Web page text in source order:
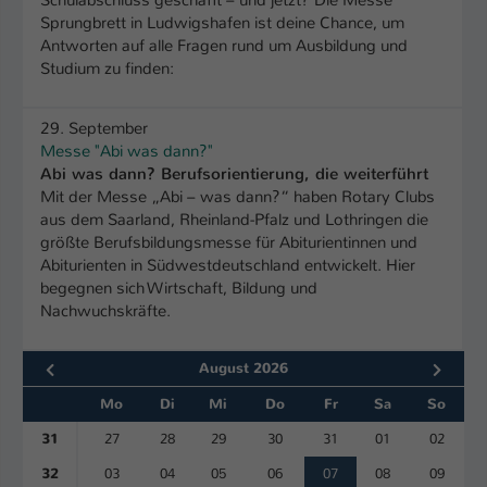
Sprungbrett in Ludwigshafen ist deine Chance, um
Antworten auf alle Fragen rund um Ausbildung und
Studium zu finden:
29. September
Messe "Abi was dann?"
Abi was dann? Berufsorientierung, die weiterführt
Mit der Messe „Abi – was dann?“ haben Rotary Clubs
aus dem Saarland, Rheinland-Pfalz und Lothringen die
größte Berufsbildungsmesse für Abiturientinnen und
Abiturienten in Südwestdeutschland entwickelt. Hier
begegnen sich Wirtschaft, Bildung und
Nachwuchskräfte.
August 2026
Mo
Di Mi Do Fr Sa
So
31
27 28 29 30 31 01 02
32 03 04 05 06 07 08 09
Zweck
Einstellungen. Unter anderem eine zufällig
generierte ID, für die historische
Speicherung Ihrer vorgenommen
Einstellungen, falls der Webseiten-
Name fe_typo_user / PHPSESSID
Anbieter TYPO3
Laufzeit 1 Woche
Zweck
Dieses Cookie ist ein Standard-Session-
eines Intranet-Logins die Session-ID. So
kann der eingeloggte Benutzer
wiedererkannt werden und es wird ihm
Zugang zu geschützten Bereichen